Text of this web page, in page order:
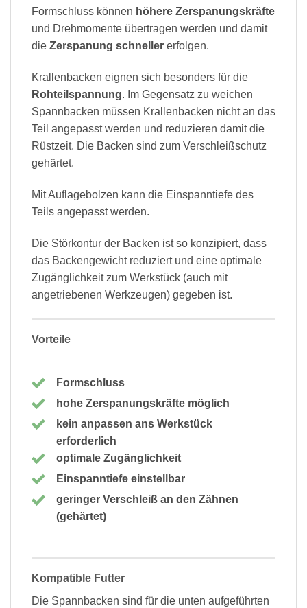
Formschluss können höhere Zerspanungskräfte
und Drehmomente übertragen werden und damit
die Zerspanung schneller erfolgen.
Krallenbacken eignen sich besonders für die
Rohteilspannung. Im Gegensatz zu weichen
Spannbacken müssen Krallenbacken nicht an das
Teil angepasst werden und reduzieren damit die
Rüstzeit. Die Backen sind zum Verschleißschutz
gehärtet.
Mit Auflagebolzen kann die Einspanntiefe des
Teils angepasst werden.
Die Störkontur der Backen ist so konzipiert, dass
das Backengewicht reduziert und eine optimale
Zugänglichkeit zum Werkstück (auch mit
angetriebenen Werkzeugen) gegeben ist.
Vorteile
Formschluss
hohe Zerspanungskräfte möglich
kein anpassen ans Werkstück
erforderlich
optimale Zugänglichkeit
Einspanntiefe einstellbar
geringer Verschleiß an den Zähnen
(gehärtet)
Kompatible Futter
Die Spannbacken sind für die unten aufgeführten